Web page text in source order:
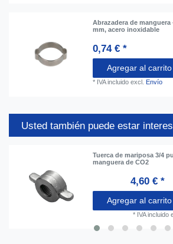
Abrazadera de
mm, acero inoxidable
0,74 € *
Agregar al
* IVA incluido excl. Envío
Usted también puede estar
Tuerca de mariposa 3/4
manguera de CO2
4,60 € *
Agregar al
* IVA incluido